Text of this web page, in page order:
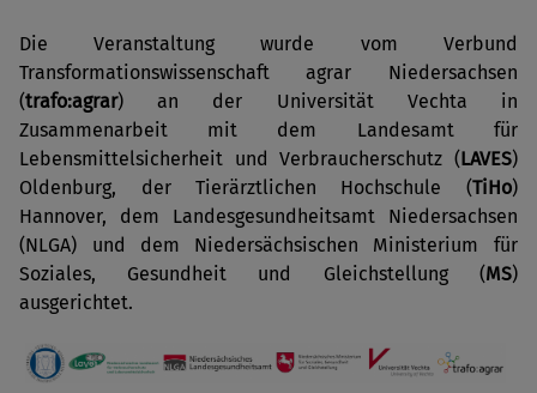
Die Veranstaltung wurde vom Verbund
Transformationswissenschaft agrar Niedersachsen
(trafo:agrar) an der Universität Vechta in
Zusammenarbeit mit dem Landesamt für
Lebensmittelsicherheit und Verbraucherschutz (LAVES)
Oldenburg, der Tierärztlichen Hochschule (TiHo)
Hannover, dem Landesgesundheitsamt Niedersachsen
(NLGA) und dem Niedersächsischen Ministerium für
Soziales, Gesundheit und Gleichstellung (MS)
ausgerichtet.